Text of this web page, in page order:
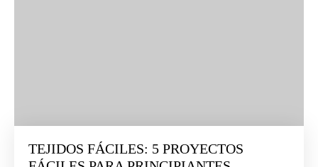
TEJIDOS FÁCILES: 5 PROYECTOS